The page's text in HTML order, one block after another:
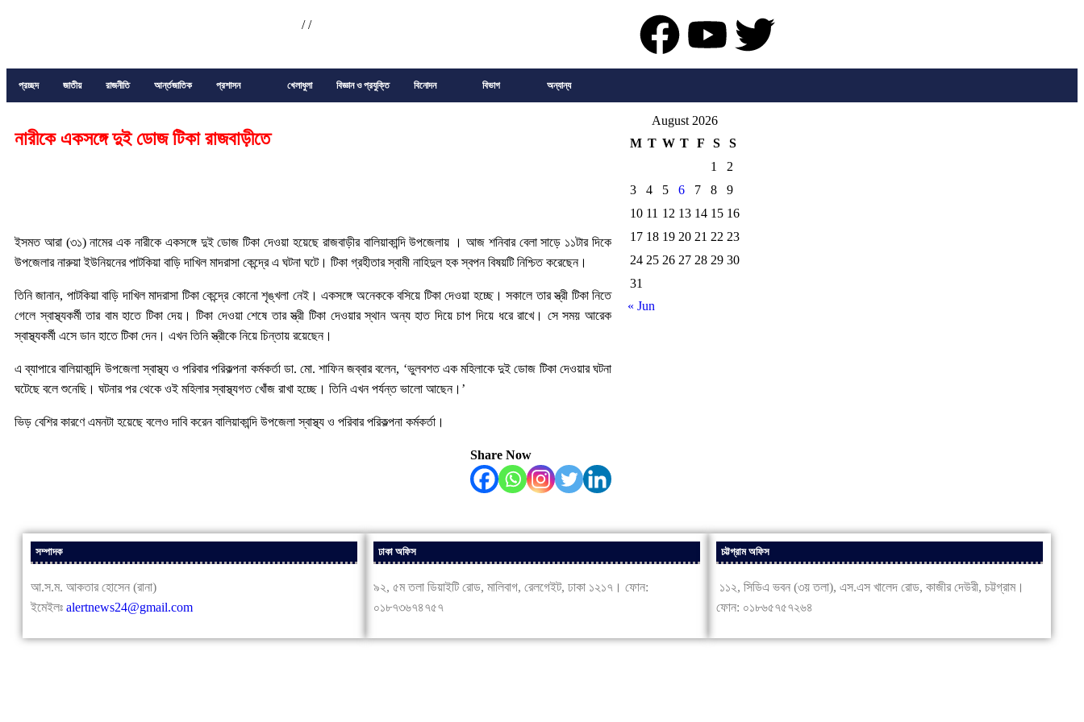
//
প্রচ্ছদ জাতীয় রাজনীতি আর্ন্তজাতিক প্রশাসন খেলাধুলা বিজ্ঞান ও প্রযুক্তি বিনোদন বিভাগ অন্যান্য
নারীকে একসঙ্গে দুই ডোজ টিকা রাজবাড়ীতে
ইসমত আরা (৩১) নামের এক নারীকে একসঙ্গে দুই ডোজ টিকা দেওয়া হয়েছে রাজবাড়ীর বালিয়াকান্দি উপজেলায় । আজ শনিবার বেলা সাড়ে ১১টার দিকে
উপজেলার নারুয়া ইউনিয়নের পাটকিয়া বাড়ি দাখিল মাদরাসা কেন্দ্রে এ ঘটনা ঘটে। টিকা গ্রহীতার স্বামী নাহিদুল হক স্বপন বিষয়টি নিশ্চিত করেছেন।
তিনি জানান, পাটকিয়া বাড়ি দাখিল মাদরাসা টিকা কেন্দ্রে কোনো শৃঙ্খলা নেই। একসঙ্গে অনেককে বসিয়ে টিকা দেওয়া হচ্ছে। সকালে তার স্ত্রী টিকা নিতে
গেলে স্বাস্থ্যকর্মী তার বাম হাতে টিকা দেয়। টিকা দেওয়া শেষে তার স্ত্রী টিকা দেওয়ার স্থান অন্য হাত দিয়ে চাপ দিয়ে ধরে রাখে। সে সময় আরেক
স্বাস্থ্যকর্মী এসে ডান হাতে টিকা দেন। এখন তিনি স্ত্রীকে নিয়ে চিন্তায় রয়েছেন।
এ ব্যাপারে বালিয়াকান্দি উপজেলা স্বাস্থ্য ও পরিবার পরিকল্পনা কর্মকর্তা ডা. মো. শাফিন জব্বার বলেন, ‘ভুলবশত এক মহিলাকে দুই ডোজ টিকা দেওয়ার ঘটনা
ঘটেছে বলে শুনেছি। ঘটনার পর থেকে ওই মহিলার স্বাস্থ্যগত খোঁজ রাখা হচ্ছে। তিনি এখন পর্যন্ত ভালো আছেন।’
ভিড় বেশির কারণে এমনটা হয়েছে বলেও দাবি করেন বালিয়াকান্দি উপজেলা স্বাস্থ্য ও পরিবার পরিকল্পনা কর্মকর্তা।
Share Now
August 2026
M T W T F S
S
1
2
3
4 5 6 7 8
9
10 11 12 13 14 15 16
17 18 19 20 21 22 23
24 25 26 27 28 29 30
31
« Jun
সম্পাদক
আ.স.ম. আকতার হোসেন (রানা)
ইমেইলঃ alertnews24@gmail.com
ঢাকা অফিস
৯২, ৫ম তলা ডিয়াইটি রোড, মালিবাগ, রেলগেইট, ঢাকা ১২১৭। ফোন:
০১৮৭৩৬৭৪৭৫৭
চট্টগ্রাম অফিস
১১২, সিডিএ ভবন (৩য় তলা), এস.এস খালেদ রোড, কাজীর দেউরী, চট্টগ্রাম।
ফোন: ০১৮৬৫৭৫৭২৬৪